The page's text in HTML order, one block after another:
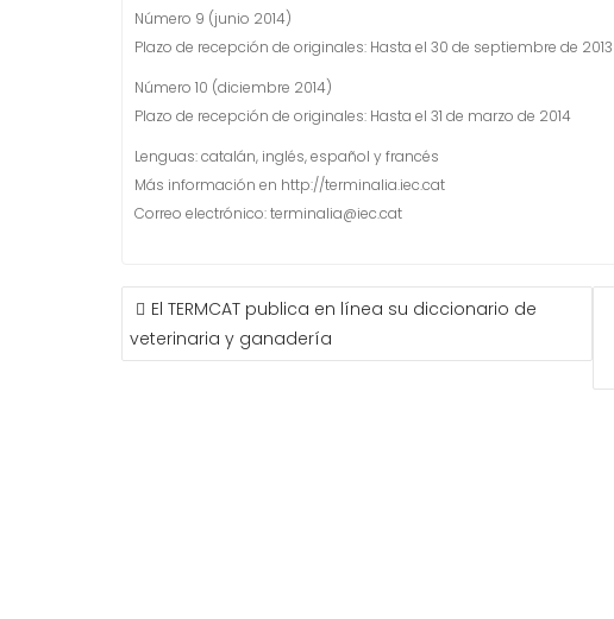
Número 9 (junio 2014)
Plazo de recepción de originales: Hasta el 30 de septiembre de 2013
Número 10 (diciembre 2014)
Plazo de recepción de originales: Hasta el 31 de marzo de 2014
Lenguas: catalán, inglés, español y francés
Más información en http://terminalia.iec.cat
Correo electrónico: terminalia@iec.cat
NAVEGACIÓN
DE
ENTRADAS
El TERMCAT publica en línea su diccionario de
veterinaria y ganadería